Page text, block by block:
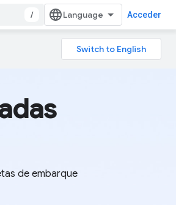
/ Acceder
de embarque